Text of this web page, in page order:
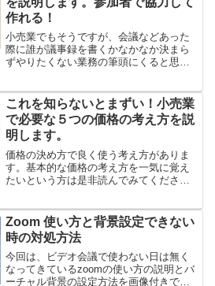
活用してみて下さい。
作れる！
小売業でもそうですが、会議などあった
際に誰が議事録を書くかなかなか決まら
ずやりたくない業務の筆頭にくると思い
っとしたタスク管理及び共有であれば無
料で全く問題なく使えます。協力しなが
ら作成することも容易にできるので、今
日は利用までの説明と議事録のNoteを作
成するまでをわかりやすく説明します。
これを知らないとまずい！小売業
で必要な５つの価格の考え方を説
明します。
価格の決め方で良く使う考え方がありま
す。基本的な価格の考え方を一気に覚え
たいという方は是非読んでみてくださ
たい方におすすめです。
Zoom 使い方と背景設定できない
時の対処方法
今回は、ビデオ会議で使わない日は無く
なってきているzoomの使い方の説明とバ
ーチャル背景の設定方法を画像付きで分